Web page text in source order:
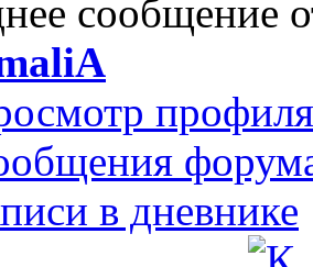
сообщение
профиля
в дневнике